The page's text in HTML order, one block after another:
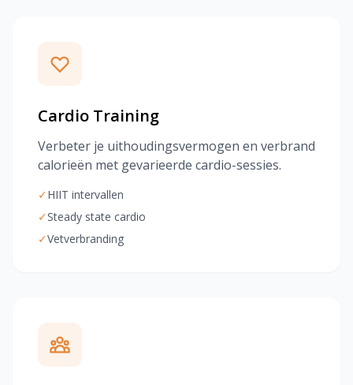
Cardio Training
Verbeter je uithoudingsvermogen en verbrand
calorieën met gevarieerde cardio-sessies.
✓HIIT intervallen
✓Steady state cardio
✓Vetverbranding